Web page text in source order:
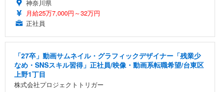
神奈川県
月給25万7,000円～32万円
正社員
「27卒」動画サムネイル・グラフィックデザイナー「残業少
なめ・SNSスキル習得」正社員/映像・動画系転職希望/台東区
上野1丁目
株式会社プロジェクトトリガー